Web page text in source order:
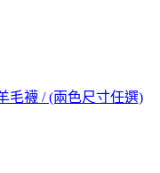
毛襪 / (兩色尺寸任選)